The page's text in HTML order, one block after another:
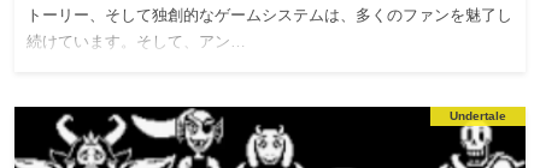
トーリー、そして独創的なゲームシステムは、多くのファンを魅了し
続けています。そして、アン…
Undertale